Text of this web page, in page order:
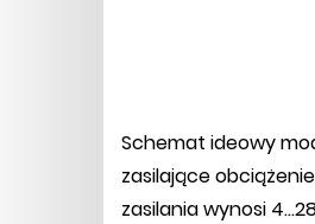
Schemat ideowy
zasilające
zasilania wynosi